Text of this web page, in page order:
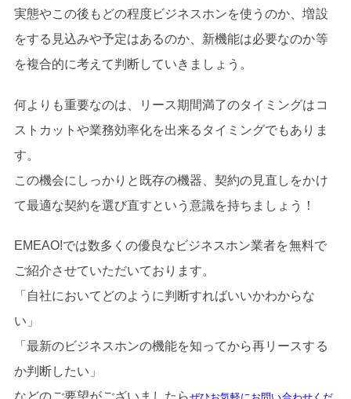
実態やこの後もどの程度ビジネスホンを使うのか、増設
をする見込みや予定はあるのか、新機能は必要なのか等
を複合的に考えて判断していきましょう。
何よりも重要なのは、リース期間満了のタイミングはコ
ストカットや業務効率化を出来るタイミングでもありま
す。
この機会にしっかりと既存の機器、契約の見直しをかけ
て最適な契約を選び直すという意識を持ちましょう！
EMEAO!では数多くの優良なビジネスホン業者を無料で
ご紹介させていただいております。
「自社においてどのように判断すればいいかわからな
い」
「最新のビジネスホンの機能を知ってから再リースする
か判断したい」